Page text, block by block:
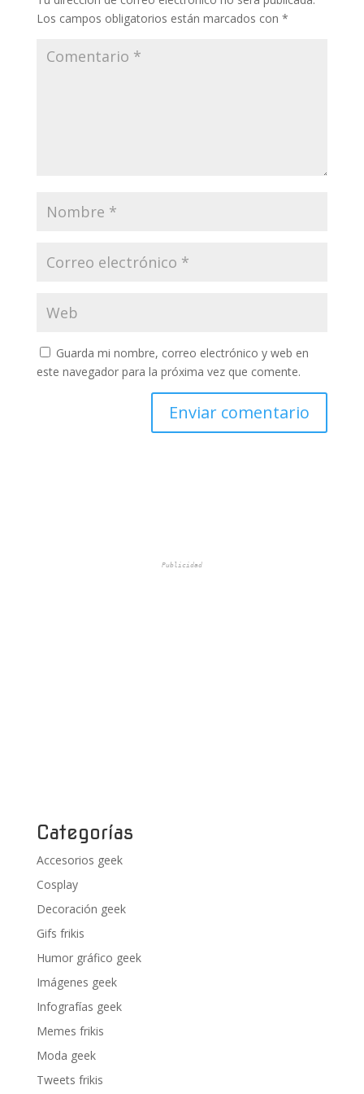
Los campos obligatorios están marcados con *
Guarda mi nombre, correo electrónico y web en
este navegador para la próxima vez que comente.
Publicidad
Categorías
Accesorios geek
Cosplay
Decoración geek
Gifs frikis
Humor gráfico geek
Imágenes geek
Infografías geek
Memes frikis
Moda geek
Tweets frikis